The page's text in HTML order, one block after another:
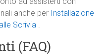
anche per Installazione
Scrivia .
(FAQ)